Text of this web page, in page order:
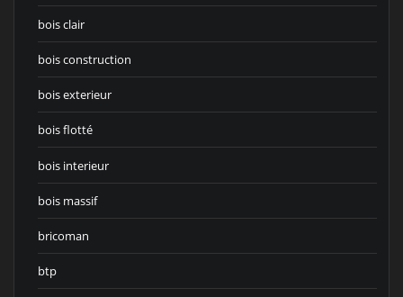
bois clair
bois construction
bois exterieur
bois flotté
bois interieur
bois massif
bricoman
btp